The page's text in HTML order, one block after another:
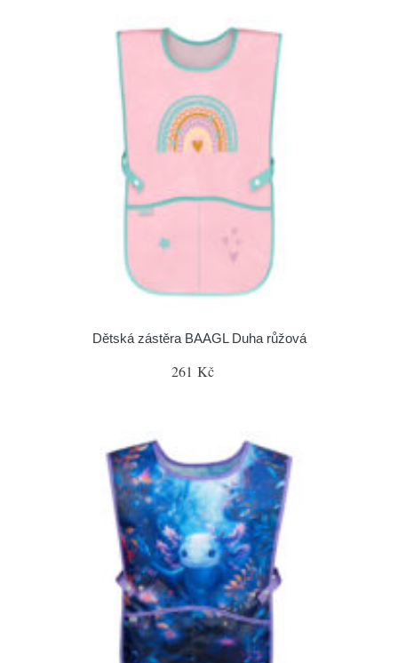
Dětská zástěra BAAGL Duha růžová
261 Kč